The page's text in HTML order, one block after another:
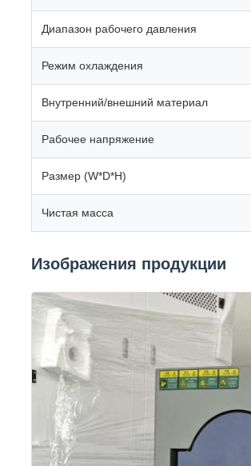
Диапазон рабочего давления
Режим охлаждения
Внутренний/внешний материал
Рабочее напряжение
Размер (W*D*H)
Чистая масса
Изображения продукции